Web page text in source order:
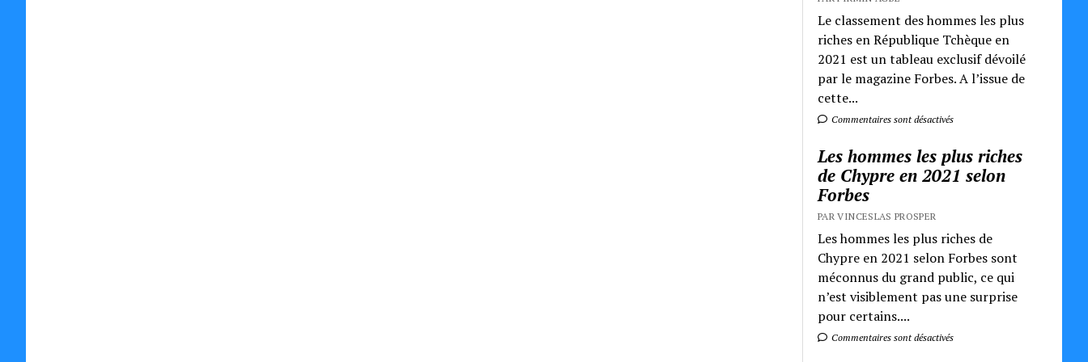
Le classement des hommes les plus
riches en République Tchèque en
2021 est un tableau exclusif dévoilé
par le magazine Forbes. A l’issue de
cette...
Commentaires sont désactivés
Les hommes les plus riches
de Chypre en 2021 selon
Forbes
PAR VINCESLAS PROSPER
Les hommes les plus riches de
Chypre en 2021 selon Forbes sont
méconnus du grand public, ce qui
n’est visiblement pas une surprise
pour certains....
Commentaires sont désactivés